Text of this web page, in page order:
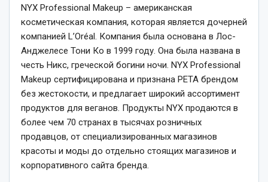
NYX Professional Makeup – американская
косметическая компания, которая является дочерней
компанией L’Oréal. Компания была основана в Лос-
Анджелесе Тони Ко в 1999 году. Она была названа в
честь Никс, греческой богини ночи. NYX Professional
Makeup сертифицирована и признана PETA брендом
без жестокости, и предлагает широкий ассортимент
продуктов для веганов. Продукты NYX продаются в
более чем 70 странах в тысячах розничных
продавцов, от специализированных магазинов
красоты и моды до отдельно стоящих магазинов и
корпоративного сайта бренда.